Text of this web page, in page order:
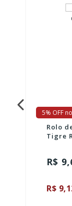
5% OFF
Rolo
Tigre
R$
R$